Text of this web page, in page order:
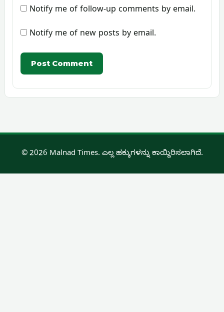
Notify me of follow-up comments by email.
Notify me of new posts by email.
© 2026 Malnad Times. ಎಲ್ಲ ಹಕ್ಕುಗಳನ್ನು ಕಾಯ್ದಿರಿಸಲಾಗಿದೆ.